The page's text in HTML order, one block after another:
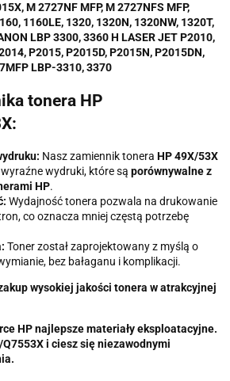
M 2727NF MFP, M 2727NFS MFP,
1160LE, 1320, 1320N, 1320NW, 1320T,
LBP 3300, 3360 H LASER JET P2010,
P2015, P2015D, P2015N, P2015DN,
LBP-3310, 3370
tonera HP
Nasz zamiennik tonera HP 49X/53X
wydruki, które są porównywalne z
HP.
Wydajność tonera pozwala na drukowanie
co oznacza mniej częstą potrzebę
Toner został zaprojektowany z myślą o
bez bałaganu i komplikacji.
wysokiej jakości tonera w atrakcyjnej
HP najlepsze materiały eksploatacyjne.
i ciesz się niezawodnymi